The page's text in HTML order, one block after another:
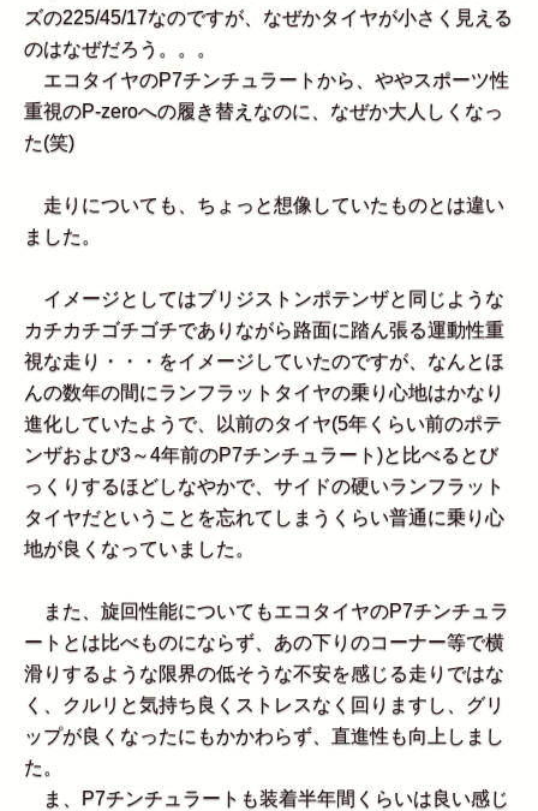
ズの225/45/17なのですが、なぜかタイヤが小さく見える
のはなぜだろう。。。
エコタイヤのP7チンチュラートから、ややスポーツ性
重視のP-zeroへの履き替えなのに、なぜか大人しくなっ
た(笑)
走りについても、ちょっと想像していたものとは違い
ました。
イメージとしてはブリジストンポテンザと同じような
カチカチゴチゴチでありながら路面に踏ん張る運動性重
視な走り・・・をイメージしていたのですが、なんとほ
んの数年の間にランフラットタイヤの乗り心地はかなり
進化していたようで、以前のタイヤ(5年くらい前のポテ
ンザおよび3～4年前のP7チンチュラート)と比べるとび
っくりするほどしなやかで、サイドの硬いランフラット
タイヤだということを忘れてしまうくらい普通に乗り心
地が良くなっていました。
また、旋回性能についてもエコタイヤのP7チンチュラ
ートとは比べものにならず、あの下りのコーナー等で横
滑りするような限界の低そうな不安を感じる走りではな
く、クルリと気持ち良くストレスなく回りますし、グリ
ップが良くなったにもかかわらず、直進性も向上しまし
た。
ま、P7チンチュラートも装着半年間くらいは良い感じ